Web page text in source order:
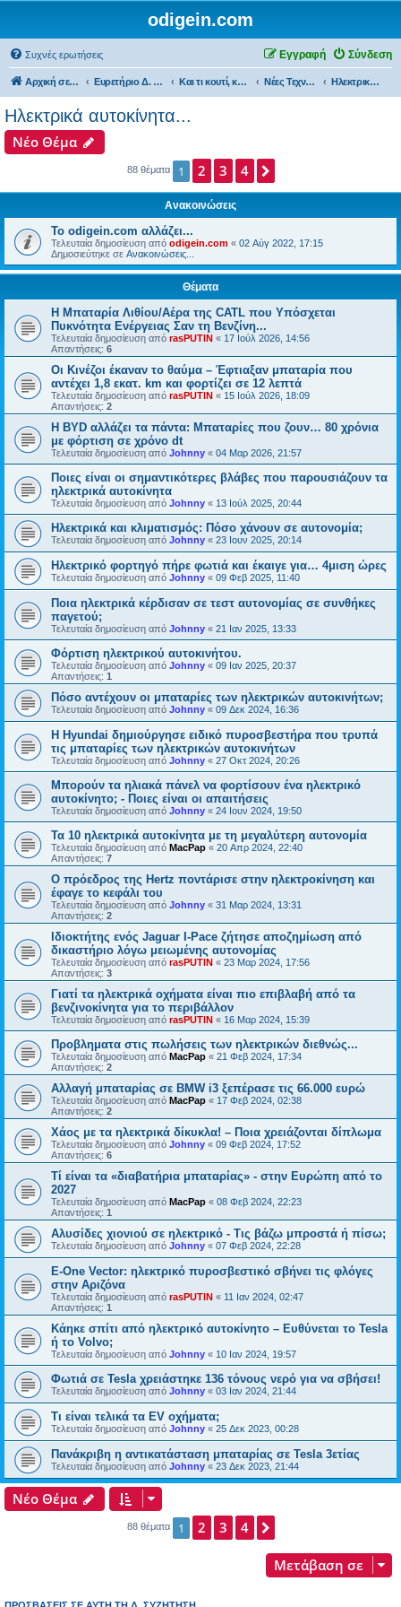
odigein.com
Συχνές ερωτήσεις Σύνδεση
Εγγραφή
Αρχική σελίδα Ευρετήριο Δ. Συζήτησης Και τι κουτί, κουτί... τώρα και η οδήγηση καινούργια σε κουτί... Νέες Τεχνολογίες και εφαρμογές... Ηλεκτρικά αυτοκίνητα...
Ηλεκτρικά αυτοκίνητα...
Νέο Θέμα
88 θέματα 1 2 3 4
Ανακοινώσεις
Το odigein.com αλλάζει...
Τελευταία δημοσίευση από odigein.com « 02 Αύγ 2022, 17:15
Δημοσιεύτηκε σε Ανακοινώσεις...
Θέματα
Η Μπαταρία Λιθίου/Αέρα της CATL που Υπόσχεται
Πυκνότητα Ενέργειας Σαν τη Βενζίνη...
Τελευταία δημοσίευση από rasPUTIN « 17 Ιούλ 2026, 14:56
Απαντήσεις: 6
Οι Κινέζοι έκαναν το θαύμα – Έφτιαξαν μπαταρία που
αντέχει 1,8 εκατ. km και φορτίζει σε 12 λεπτά
Τελευταία δημοσίευση από rasPUTIN « 15 Ιούλ 2026, 18:09
Απαντήσεις: 2
Η BYD αλλάζει τα πάντα: Μπαταρίες που ζουν… 80 χρόνια
με φόρτιση σε χρόνο dt
Τελευταία δημοσίευση από Johnny « 04 Μαρ 2026, 21:57
Ποιες είναι οι σημαντικότερες βλάβες που παρουσιάζουν τα
ηλεκτρικά αυτοκίνητα
Τελευταία δημοσίευση από Johnny « 13 Ιούλ 2025, 20:44
Ηλεκτρικά και κλιματισμός: Πόσο χάνουν σε αυτονομία;
Τελευταία δημοσίευση από Johnny « 23 Ιουν 2025, 20:14
Ηλεκτρικό φορτηγό πήρε φωτιά και έκαιγε για… 4μιση ώρες
Τελευταία δημοσίευση από Johnny « 09 Φεβ 2025, 11:40
Ποια ηλεκτρικά κέρδισαν σε τεστ αυτονομίας σε συνθήκες
παγετού;
Τελευταία δημοσίευση από Johnny « 21 Ιαν 2025, 13:33
Φόρτιση ηλεκτρικού αυτοκινήτου.
Τελευταία δημοσίευση από Johnny « 09 Ιαν 2025, 20:37
Απαντήσεις: 1
Πόσο αντέχουν οι μπαταρίες των ηλεκτρικών αυτοκινήτων;
Τελευταία δημοσίευση από Johnny « 09 Δεκ 2024, 16:36
Η Hyundai δημιούργησε ειδικό πυροσβεστήρα που τρυπά
τις μπαταρίες των ηλεκτρικών αυτοκινήτων
Τελευταία δημοσίευση από Johnny « 27 Οκτ 2024, 20:26
Μπορούν τα ηλιακά πάνελ να φορτίσουν ένα ηλεκτρικό
αυτοκίνητο; - Ποιες είναι οι απαιτήσεις
Τελευταία δημοσίευση από Johnny « 24 Ιουν 2024, 19:50
Τα 10 ηλεκτρικά αυτοκίνητα με τη μεγαλύτερη αυτονομία
Τελευταία δημοσίευση από MacPap « 20 Απρ 2024, 22:40
Απαντήσεις: 7
O πρόεδρος της Hertz ποντάρισε στην ηλεκτροκίνηση και
έφαγε το κεφάλι του
Τελευταία δημοσίευση από Johnny « 31 Μαρ 2024, 13:31
Απαντήσεις: 2
Ιδιοκτήτης ενός Jaguar I-Pace ζήτησε αποζημίωση από
δικαστήριο λόγω μειωμένης αυτονομίας
Τελευταία δημοσίευση από rasPUTIN « 23 Μαρ 2024, 17:56
Απαντήσεις: 3
Γιατί τα ηλεκτρικά οχήματα είναι πιο επιβλαβή από τα
βενζινοκίνητα για το περιβάλλον
Τελευταία δημοσίευση από rasPUTIN « 16 Μαρ 2024, 15:39
Προβληματα στις πωλήσεις των ηλεκτρικών διεθνώς...
Τελευταία δημοσίευση από MacPap « 21 Φεβ 2024, 17:34
Απαντήσεις: 2
Αλλαγή μπαταρίας σε BMW i3 ξεπέρασε τις 66.000 ευρώ
Τελευταία δημοσίευση από MacPap « 17 Φεβ 2024, 02:38
Απαντήσεις: 2
Χάος με τα ηλεκτρικά δίκυκλα! – Ποια χρειάζονται δίπλωμα
Τελευταία δημοσίευση από Johnny « 09 Φεβ 2024, 17:52
Απαντήσεις: 6
Τί είναι τα «διαβατήρια μπαταρίας» - στην Ευρώπη από το
2027
Τελευταία δημοσίευση από MacPap « 08 Φεβ 2024, 22:23
Απαντήσεις: 1
Αλυσίδες χιονιού σε ηλεκτρικό - Τις βάζω μπροστά ή πίσω;
Τελευταία δημοσίευση από Johnny « 07 Φεβ 2024, 22:28
E-One Vector: ηλεκτρικό πυροσβεστικό σβήνει τις φλόγες
στην Αριζόνα
Τελευταία δημοσίευση από rasPUTIN « 11 Ιαν 2024, 02:47
Απαντήσεις: 1
Κάηκε σπίτι από ηλεκτρικό αυτοκίνητο – Ευθύνεται το Tesla
ή το Volvo;
Τελευταία δημοσίευση από Johnny « 10 Ιαν 2024, 19:57
Φωτιά σε Tesla χρειάστηκε 136 τόνους νερό για να σβήσει!
Τελευταία δημοσίευση από Johnny « 03 Ιαν 2024, 21:44
Τι είναι τελικά τα EV οχήματα;
Τελευταία δημοσίευση από Johnny « 25 Δεκ 2023, 00:28
Πανάκριβη η αντικατάσταση μπαταρίας σε Tesla 3ετίας
Τελευταία δημοσίευση από Johnny « 23 Δεκ 2023, 21:44
Νέο Θέμα
88 θέματα 1 2 3 4
Μετάβαση σε